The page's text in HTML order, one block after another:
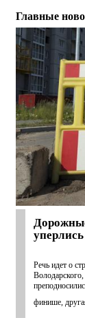
Главные
Речь идет о
финише,